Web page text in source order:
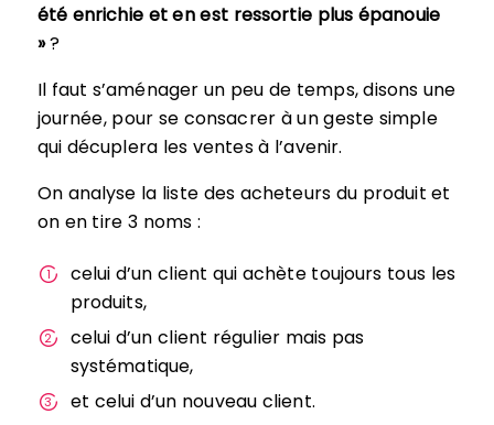
été enrichie et en est ressortie plus épanouie
»?
Il faut s’aménager un peu de temps, disons une
journée, pour se consacrer à un geste simple
qui décuplera les ventes à l’avenir.
On analyse la liste des acheteurs du produit et
on en tire 3 noms :
celui d’un client qui achète toujours tous les
produits,
celui d’un client régulier mais pas
systématique,
et celui d’un nouveau client.